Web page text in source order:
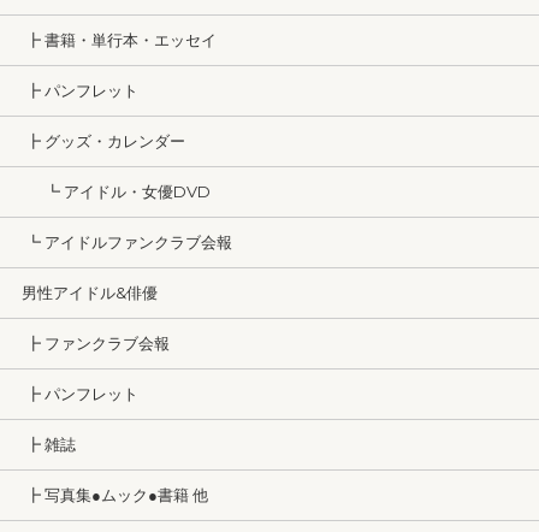
┣ 書籍・単行本・エッセイ
┣ パンフレット
┣ グッズ・カレンダー
┗ アイドル・女優DVD
┗ アイドルファンクラブ会報
男性アイドル&俳優
┣ ファンクラブ会報
┣ パンフレット
┣ 雑誌
┣ 写真集●ムック●書籍 他